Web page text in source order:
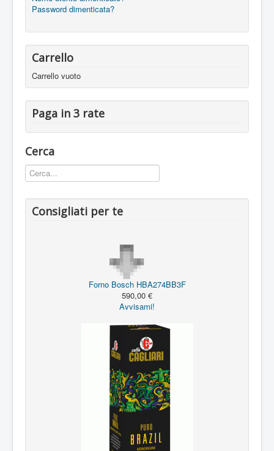
Password dimenticata?
Carrello
Carrello vuoto
Paga in 3 rate
Cerca
Consigliati per te
Forno Bosch HBA274BB3F
590,00 €
Avvisami!